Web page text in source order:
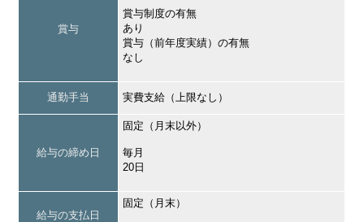
賞与
賞与制度の有無
あり
賞与（前年度実績）の有無
なし
通勤手当 実費支給（上限なし）
給与の締め日
固定（月末以外）
毎月
20日
給与の支払日
固定（月末）